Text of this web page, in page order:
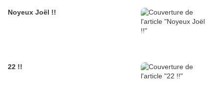
Noyeux Joël !!
22 !!